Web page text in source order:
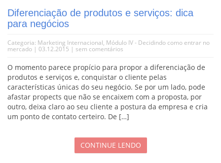
Diferenciação de produtos e serviços: dica
para negócios
Categoria: Marketing Internacional, Módulo IV - Decidindo como entrar no
mercado | 03.12.2015 | sem comentários
O momento parece propício para propor a diferenciação de
produtos e serviços e, conquistar o cliente pelas
características únicas do seu negócio. Se por um lado, pode
afastar propects que não se encaixem com a proposta, por
outro, deixa claro ao seu cliente a postura da empresa e cria
um ponto de contato certeiro. De […]
CONTINUE LENDO